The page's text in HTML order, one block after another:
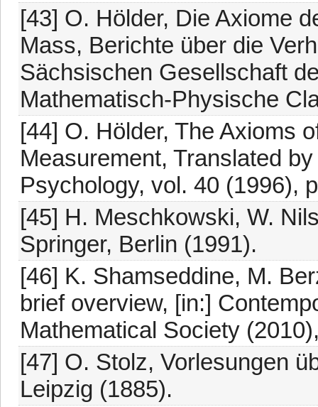
[43] O. Hölder, Die Axiome
Mass, Berichte über die
Sächsischen Gesellschaft
Mathematisch-Physische
[44] O. Hölder, The Axioms
Measurement, Translated
Psychology, vol. 40 (1996),
[45] H. Meschkowski, W.
Springer, Berlin (1991).
[46] K. Shamseddine, M.
brief overview, [in:]
Mathematical Society
[47] O. Stolz, Vorlesungen
Leipzig (1885).